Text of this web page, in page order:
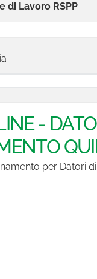
di Lavoro RSPP
-
per Datori